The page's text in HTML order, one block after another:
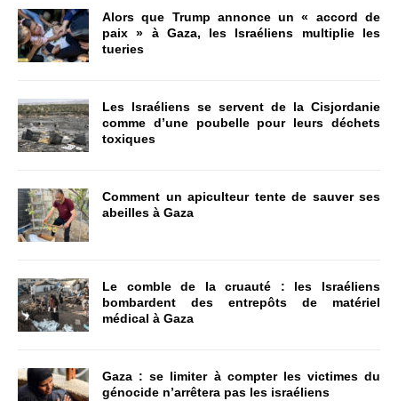
Alors que Trump annonce un « accord de
paix » à Gaza, les Israéliens multiplie les
tueries
Les Israéliens se servent de la Cisjordanie
comme d’une poubelle pour leurs déchets
toxiques
Comment un apiculteur tente de sauver ses
abeilles à Gaza
Le comble de la cruauté : les Israéliens
bombardent des entrepôts de matériel
médical à Gaza
Gaza : se limiter à compter les victimes du
génocide n’arrêtera pas les israéliens